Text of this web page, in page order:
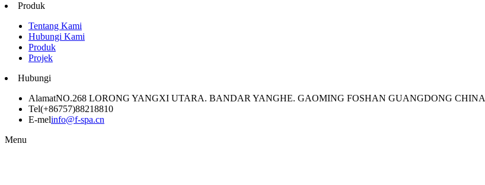
Produk
Tentang Kami
Hubungi Kami
Produk
Projek
Hubungi
AlamatNO.268 LORONG YANGXI UTARA. BANDAR YANGHE. GAOMING FOSHAN GUANGDONG CHINA
Tel(+86757)88218810
E-melinfo@f-spa.cn
Menu